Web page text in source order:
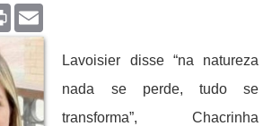
Print
Lavoisier disse “na natureza
nada se perde, tudo se
transforma”, Chacrinha